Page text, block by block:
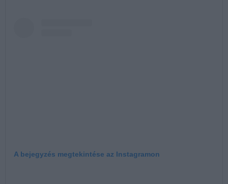
A bejegyzés megtekintése az Instagramon